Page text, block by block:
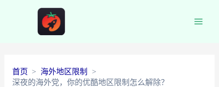
首页
海外地区限制
深夜的海外党，你的优酷地区限制怎么解除？